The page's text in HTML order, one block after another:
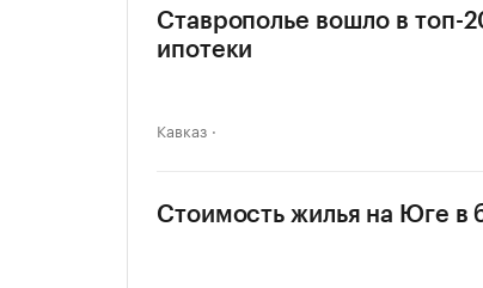
Ставрополье вошло в топ-
ипотеки
Кавказ
Стоимость жилья на Юге в